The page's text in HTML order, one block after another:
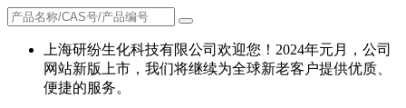
上海研纷生化科技有限公司欢迎您！2024年元月，公司
网站新版上市，我们将继续为全球新老客户提供优质、
便捷的服务。